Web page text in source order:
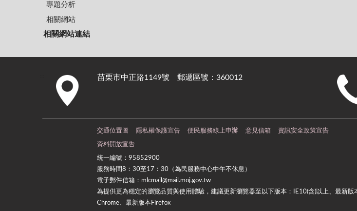
專題分析
相關網站
相關網站連結
苗栗市中正路1149號 郵遞區號：360012
交通位置圖 隱私權保護宣告 便民服務線上申辦 意見信箱 資訊安全政策宣告
資料開放宣告
統一編號：95852900
服務時間8：30至17：30（為民服務中心中午不休息）
電子郵件信箱：mlcmail@mail.moj.gov.tw
為提供更為穩定的瀏覽品質與使用體驗，建議更新瀏覽器至以下版本：IE10(含)以上、最新版
Chrome、最新版本Firefox